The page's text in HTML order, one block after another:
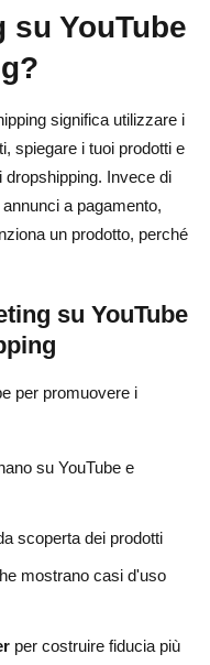
per la SEO nel
il dropshipping di
per il tuo negozio di
il dropshipping
YouTube
significa utilizzare i
spiegare i tuoi prodotti e
dropshipping. Invece di
a pagamento,
un prodotto, perché
su YouTube
per promuovere i
su YouTube e
scoperta dei prodotti
mostrano casi d'uso
per costruire fiducia più